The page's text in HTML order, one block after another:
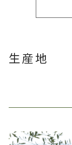
生産地